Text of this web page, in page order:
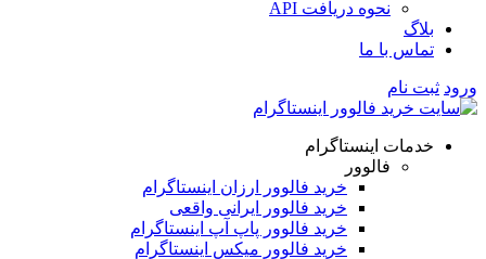
نحوه دریافت API
با ما
نام
اینستاگرام
فالوور
خرید فالوور ارزان اینستاگرام
خرید فالوور ایرانی واقعی
خرید فالوور پاپ آپ اینستاگرام
خرید فالوور میکس اینستاگرام